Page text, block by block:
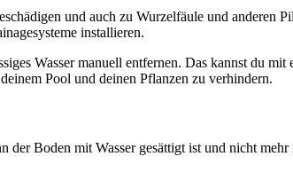
und auch zu Wurzelfäule und
installieren.
Wasser manuell entfernen. Das kannst du
Pool und deinen Pflanzen zu verhindern.
der Boden mit Wasser gesättigt ist und nicht